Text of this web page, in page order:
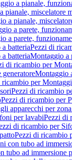
a pianale,
pianale, miscelatore
a pianale,
a parete,
a parete,
batteriaPezzi di
batteriaMontaggio a
di ricambio per
Montaggio
per
Pezzi di ricambio
Pezzi di ricambio per
apparecchi per
per lavabiPezzi di
di ricambio per
Pezzi di ricambio
con tubo ad
tubo ad immersione